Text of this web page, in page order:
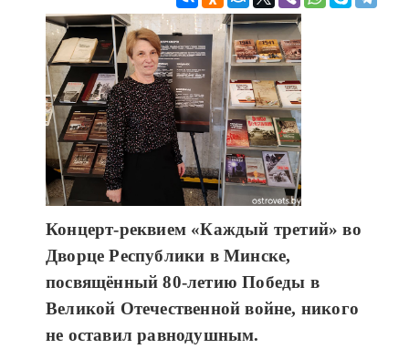
Концерт-реквием «Каждый третий» во
Дворце Республики в Минске,
посвящённый 80-летию Победы в
Великой Отечественной войне, никого
не оставил равнодушным.